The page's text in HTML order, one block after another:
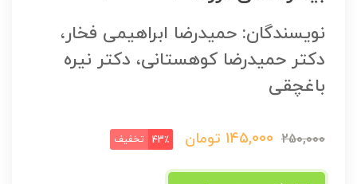
نویسندگان: حمیدرضا ابراهیمی فخار،
دکتر حمیدرضا کوهستانی، دکتر نیره
باغچقی
250,000
145,000 تومان 43٪ تخفیف